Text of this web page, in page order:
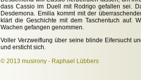
dass Cassio im Duell mit Rodrigo gefallen sei.
Desdemona. Emilia kommt mit der
klärt die Geschichte mit dem Taschentuch auf.
Wachen gefangen genommen.
Voller Verzweiflung über seine blinde Eifersucht
und ersticht sich.
© 2013 musirony - Raphael Lübbers